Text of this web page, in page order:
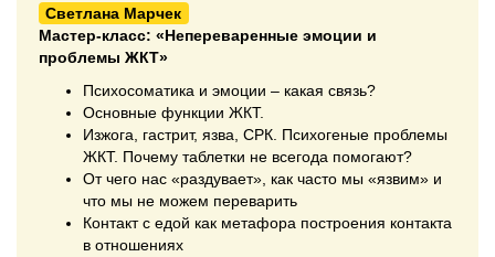
Светлана Марчек
Мастер-класс: «Непереваренные эмоции и
проблемы ЖКТ»
Психосоматика и эмоции – какая связь?
Основные функции ЖКТ.
Изжога, гастрит, язва, СРК. Психогеные проблемы
ЖКТ. Почему таблетки не всегода помогают?
От чего нас «раздувает», как часто мы «язвим» и
что мы не можем переварить
Контакт с едой как метафора построения контакта
в отношениях